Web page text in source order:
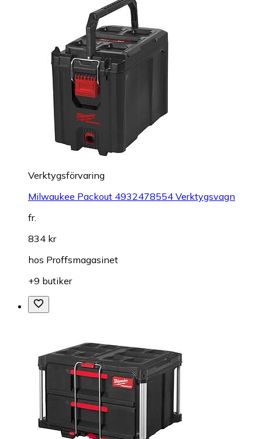
Verktygsförvaring
Milwaukee Packout 4932478554 Verktygsvagn
fr.
834 kr
hos Proffsmagasinet
+9 butiker